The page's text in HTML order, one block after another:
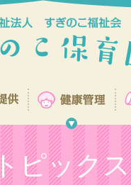
トピックス